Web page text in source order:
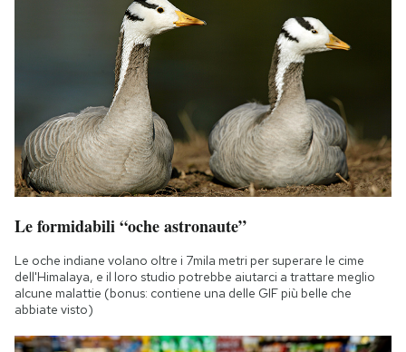
Le formidabili “oche astronaute”
Le oche indiane volano oltre i 7mila metri per superare le cime
dell'Himalaya, e il loro studio potrebbe aiutarci a trattare meglio
alcune malattie (bonus: contiene una delle GIF più belle che
abbiate visto)